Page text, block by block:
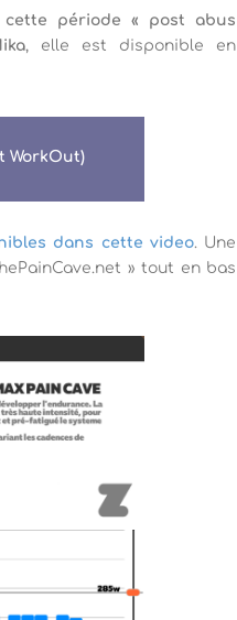
cette période « post abus
, elle est disponible en
WorkOut)
dans cette video. Une
» tout en bas